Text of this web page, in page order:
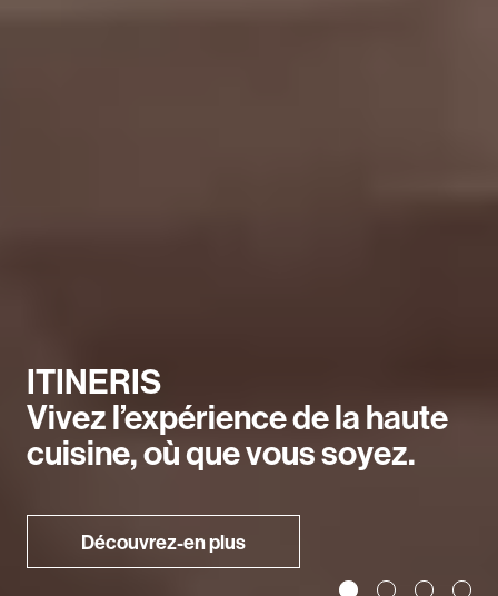
ITINERIS
Vivez l’expérience de la haute
cuisine, où que vous soyez.
Découvrez-en plus